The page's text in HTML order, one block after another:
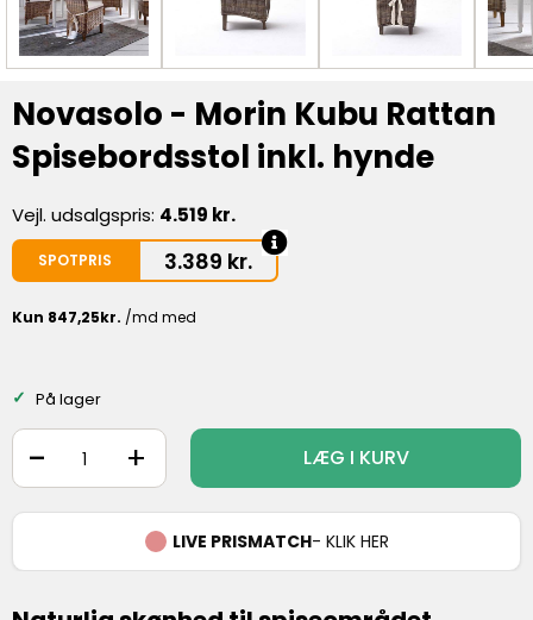
Novasolo - Morin Kubu Rattan
Spisebordsstol inkl. hynde
Vejl. udsalgspris: 4.519 kr.
SPOTPRIS 3.389 kr.
På lager
+
- LÆG I KURV
LIVE PRISMATCH- KLIK HER